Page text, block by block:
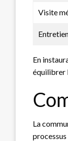
Visite
En
équilibrer
La